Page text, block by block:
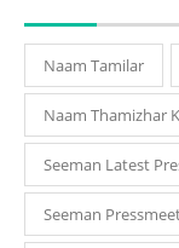
Naam Tamilar
Naam Thamizhar
Seeman Latest
Seeman